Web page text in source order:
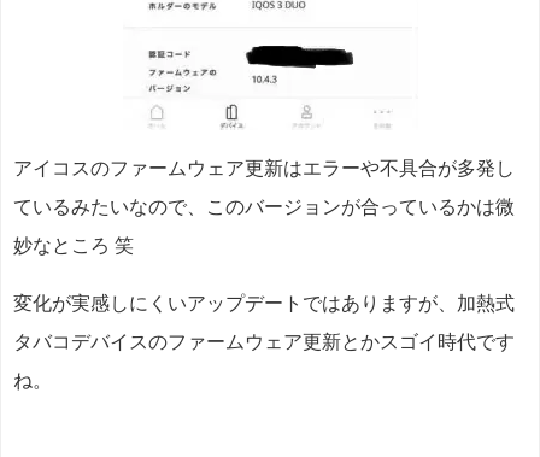
アイコスのファームウェア更新はエラーや不具合が多発し
ているみたいなので、このバージョンが合っているかは微
妙なところ 笑
変化が実感しにくいアップデートではありますが、加熱式
タバコデバイスのファームウェア更新とかスゴイ時代です
ね。